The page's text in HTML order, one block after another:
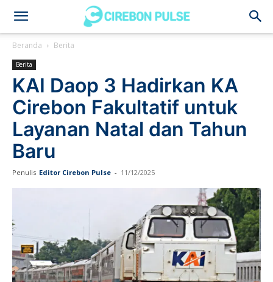
Cirebon
Pulse
Beranda Berita
Berita
KAI Daop 3 Hadirkan KA
Cirebon Fakultatif untuk
Layanan Natal dan Tahun
Baru
Penulis Editor Cirebon Pulse - 11/12/2025